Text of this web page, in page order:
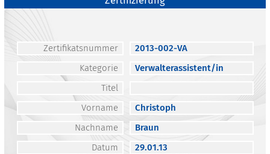
Zertifikatsnummer
2013-002-VA
Kategorie
Verwalterassistent/in
Titel
Vorname
Christoph
Nachname
Braun
Datum
29.01.13